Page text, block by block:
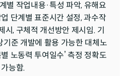
별 작업내용·특성 파악, 유해요
단계별 표준시간 설정, 과수작
, 구체적 개선방안 제시임. 기
준 개발에 활용 가능한 대체노
노동력 투여일수’ 측정 정확도
능함.